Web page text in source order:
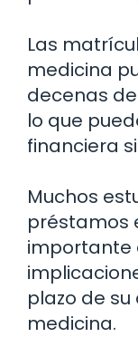
Las
medicina
decenas
lo que
financiera
Muchos
préstamos
importante
plazo de
medicina.